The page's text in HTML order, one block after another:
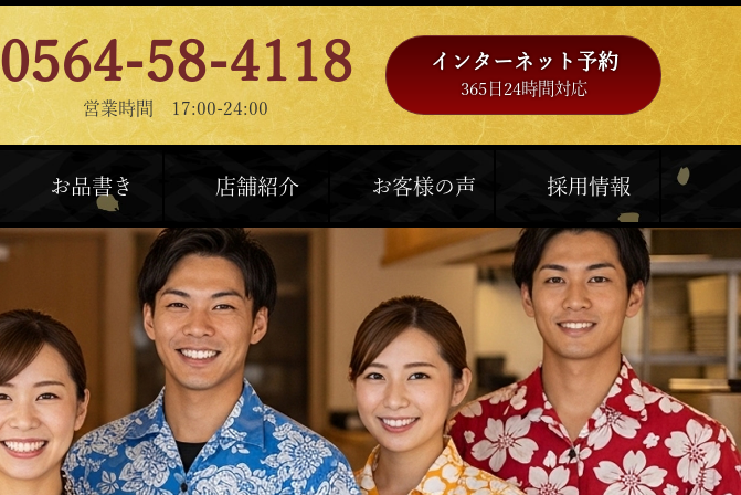
0564-58-4118
営業時間 17:00-24:00
インターネット予約
365日24時間対応
お品書き 店舗紹介 お客様の声 採用情報